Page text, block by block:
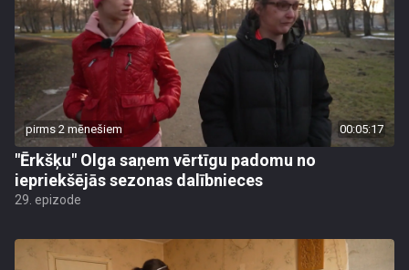
pirms 2 mēnešiem 00:05:17
"Ērkšķu" Olga saņem vērtīgu padomu no
iepriekšējās sezonas dalībnieces
29. epizode